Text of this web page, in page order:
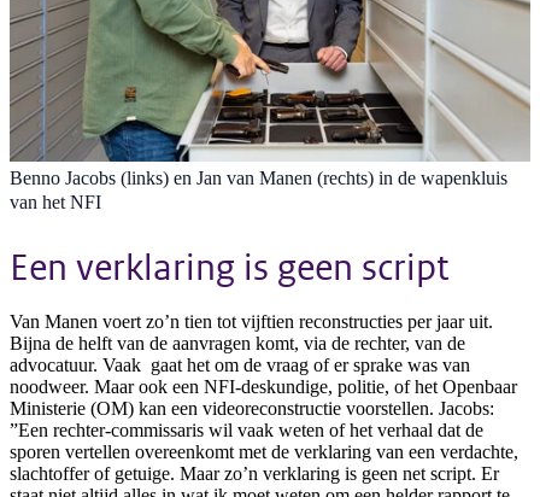
Benno Jacobs (links) en Jan van Manen (rechts) in de wapenkluis
van het NFI
Een verklaring is geen script
Van Manen voert zo’n tien tot vijftien reconstructies per jaar uit.
Bijna de helft van de aanvragen komt, via de rechter, van de
advocatuur. Vaak gaat het om de vraag of er sprake was van
noodweer. Maar ook een NFI-deskundige, politie, of het Openbaar
Ministerie (OM) kan een videoreconstructie voorstellen. Jacobs:
”Een rechter-commissaris wil vaak weten of het verhaal dat de
sporen vertellen overeenkomt met de verklaring van een verdachte,
slachtoffer of getuige. Maar zo’n verklaring is geen net script. Er